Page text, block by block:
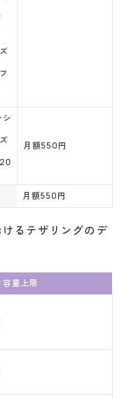
月額550円
月額550円
るテザリングのデ
容量上限